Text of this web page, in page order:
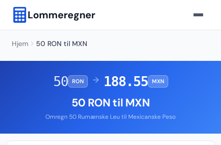
Lommeregner
Hjem 50 RON til MXN
50 RON → 188.55 MXN
50 RON til MXN
Omregn 50 Rumænske Leu til Mexicanske Peso